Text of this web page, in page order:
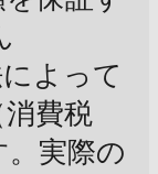
よって
費税
実際の